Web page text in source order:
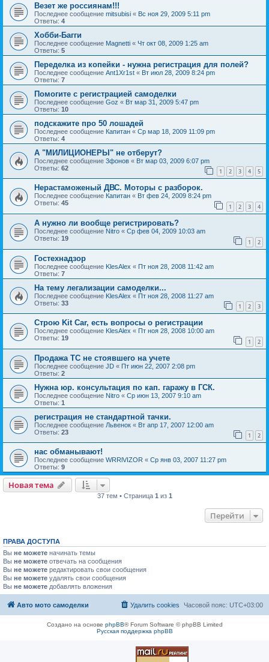
Везет же россиянам!!!
Последнее сообщение mitsubisi « Вс ноя 29, 2009 5:11 pm
Ответы: 4
Хобби-Багги
Последнее сообщение Magnetti « Чт окт 08, 2009 1:25 am
Ответы: 5
Переделка из копейки - нужна регистрация для полей?
Последнее сообщение Ant1Xr1st « Вт июл 28, 2009 8:24 pm
Ответы: 7
Помогите с регистрацией самоделки
Последнее сообщение Goz « Вт мар 31, 2009 5:47 pm
Ответы: 10
подскажите про 50 лошадей
Последнее сообщение Капитан « Ср мар 18, 2009 11:09 pm
Ответы: 4
А "МИЛИЦИОНЕРЫ" не отберут?
Последнее сообщение 3фонов « Вт мар 03, 2009 6:07 pm
Ответы: 62 1 2 3 4 5
Нерастаможеный ДВС. Моторы с разборок.
Последнее сообщение Капитан « Вт фев 24, 2009 8:24 pm
Ответы: 45 1 2 3 4
А нужно ли вообще регистрировать?
Последнее сообщение Nitro « Ср фев 04, 2009 10:03 am
Ответы: 19 1 2
Гостехнадзор
Последнее сообщение KlesAlex « Пт ноя 28, 2008 11:42 am
Ответы: 7
На тему легализации самоделки...
Последнее сообщение KlesAlex « Пт ноя 28, 2008 11:27 am
Ответы: 33 1 2 3
Строю Kit Car, есть вопросы о регистрации
Последнее сообщение KlesAlex « Пт ноя 28, 2008 10:00 am
Ответы: 19 1 2
Продажа ТС не стоявшего на учете
Последнее сообщение JD « Пт июн 22, 2007 2:08 pm
Ответы: 2
Нужна юр. консультация по кап. гаражу в ГСК.
Последнее сообщение Nitro « Ср июн 13, 2007 9:10 am
Ответы: 1
регистрация не стандартной тачки.
Последнее сообщение Львенок « Вт апр 17, 2007 12:00 am
Ответы: 23 1 2
нас обманывают!
Последнее сообщение WRRlVIZOR « Ср янв 03, 2007 11:27 pm
Ответы: 9
Новая тема
37 тем • Страница 1из 1
Перейти
ПРАВА ДОСТУПА
Вы не можете начинать темы
Вы не можете отвечать на сообщения
Вы не можете редактировать свои сообщения
Вы не можете удалять свои сообщения
Вы не можете добавлять вложения
Авто мото самоделки Часовой пояс: UTC+03:00
Удалить cookies
Создано на основе phpBB® Forum Software © phpBB Limited
Русская поддержка phpBB